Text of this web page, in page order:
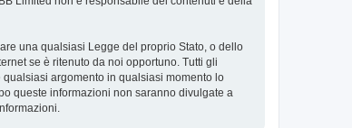
una qualsiasi Legge del proprio Stato, o dello
se è ritenuto da noi opportuno. Tutti gli
argomento in qualsiasi momento lo
queste informazioni non saranno divulgate a